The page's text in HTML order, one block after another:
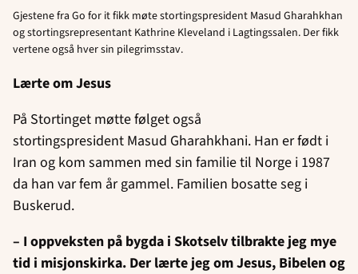
Gjestene fra Go for it fikk møte stortingspresident Masud Gharahkhan
og stortingsrepresentant Kathrine Kleveland i Lagtingssalen. Der fikk
vertene også hver sin pilegrimsstav.
Lærte om Jesus
På Stortinget møtte følget også
stortingspresident Masud Gharahkhani. Han er født i
Iran og kom sammen med sin familie til Norge i 1987
da han var fem år gammel. Familien bosatte seg i
Buskerud.
– I oppveksten på bygda i Skotselv tilbrakte jeg mye
tid i misjonskirka. Der lærte jeg om Jesus, Bibelen og